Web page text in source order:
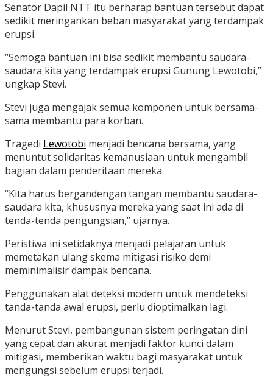
Senator Dapil NTT itu berharap bantuan tersebut dapat
sedikit meringankan beban masyarakat yang terdampak
erupsi.
“Semoga bantuan ini bisa sedikit membantu saudara-
saudara kita yang terdampak erupsi Gunung Lewotobi,”
ungkap Stevi.
Stevi juga mengajak semua komponen untuk bersama-
sama membantu para korban.
Tragedi Lewotobi menjadi bencana bersama, yang
menuntut solidaritas kemanusiaan untuk mengambil
bagian dalam penderitaan mereka.
“Kita harus bergandengan tangan membantu saudara-
saudara kita, khususnya mereka yang saat ini ada di
tenda-tenda pengungsian,” ujarnya.
Peristiwa ini setidaknya menjadi pelajaran untuk
memetakan ulang skema mitigasi risiko demi
meminimalisir dampak bencana.
Penggunakan alat deteksi modern untuk mendeteksi
tanda-tanda awal erupsi, perlu dioptimalkan lagi.
Menurut Stevi, pembangunan sistem peringatan dini
yang cepat dan akurat menjadi faktor kunci dalam
mitigasi, memberikan waktu bagi masyarakat untuk
mengungsi sebelum erupsi terjadi.